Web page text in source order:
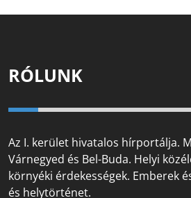
RÓLUNK
Az I. kerület hivatalos hírportálja.
Várnegyed és Bel-Buda. Helyi
környéki érdekességek. Emberek
és helytörténet.